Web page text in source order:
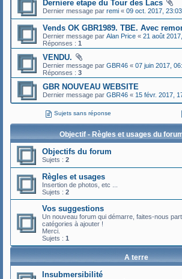
Derniere etape du Tour des Lacs
Dernier message par remi « 09 oct. 2017, 23:03
Vends OK GBR1989. TBE. Avec
Dernier message par Alan Price « 21 août
Réponses : 1
VENDU.
Dernier message par GBR46 « 07 juin 2017,
Réponses : 3
GBR NOUVEAU WEBSITE
Dernier message par GBR46 « 15 févr. 2017,
Sujets sans réponse
Objectif - Règles et usages du
Objectifs du forum
Sujets : 2
Règles et usages
Insertion de photos, etc ...
Sujets : 2
Vos suggestions
Un nouveau forum qui démarre, faites-nous
catégories à ajouter !
Merci.
Sujets : 1
A terre
Insubmersibilité